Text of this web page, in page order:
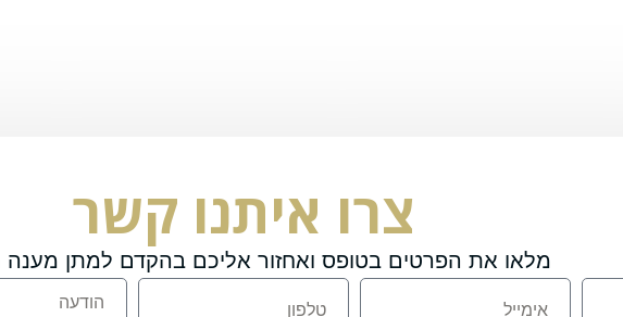
צרו איתנו קשר
מלאו את הפרטים בטופס ואחזור אליכם בהקדם למתן מענה